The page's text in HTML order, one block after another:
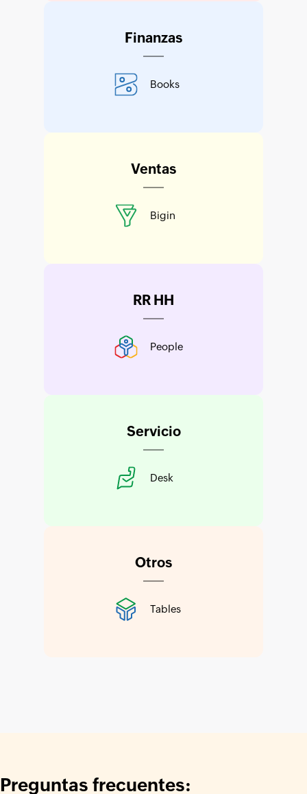
Finanzas
Books
Ventas
Bigin
RR HH
People
Servicio
Desk
Otros
Tables
Preguntas frecuentes: